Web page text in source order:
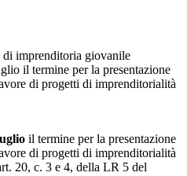
imprenditoria giovanile
il termine per la presentazione
di progetti di imprenditorialità
il termine per la presentazione
di progetti di imprenditorialità
20, c. 3 e 4, della LR 5 del